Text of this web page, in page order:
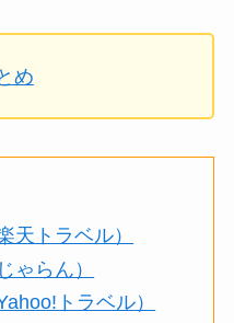
め
天トラベル）
ゃらん）
トラベル）